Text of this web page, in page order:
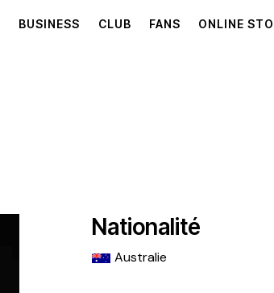
BUSINESS CLUB FANS ONLINE
Nationalité
Australie